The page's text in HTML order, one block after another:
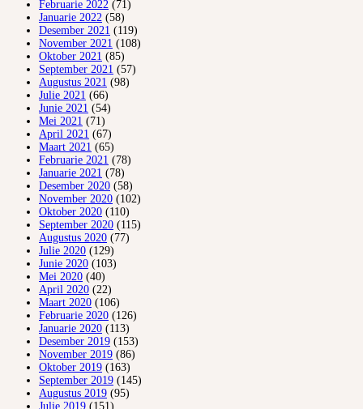
Februarie 2022 (71)
Januarie 2022 (58)
Desember 2021 (119)
November 2021 (108)
Oktober 2021 (85)
September 2021 (57)
Augustus 2021 (98)
Julie 2021 (66)
Junie 2021 (54)
Mei 2021 (71)
April 2021 (67)
Maart 2021 (65)
Februarie 2021 (78)
Januarie 2021 (78)
Desember 2020 (58)
November 2020 (102)
Oktober 2020 (110)
September 2020 (115)
Augustus 2020 (77)
Julie 2020 (129)
Junie 2020 (103)
Mei 2020 (40)
April 2020 (22)
Maart 2020 (106)
Februarie 2020 (126)
Januarie 2020 (113)
Desember 2019 (153)
November 2019 (86)
Oktober 2019 (163)
September 2019 (145)
Augustus 2019 (95)
Julie 2019 (151)